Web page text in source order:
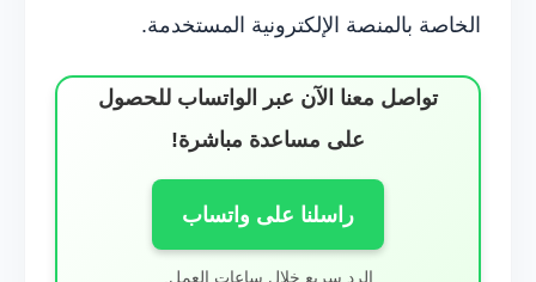
الخاصة بالمنصة الإلكترونية المستخدمة.
تواصل معنا الآن عبر الواتساب للحصول
على مساعدة مباشرة!
راسلنا على واتساب
الرد سريع خلال ساعات العمل.